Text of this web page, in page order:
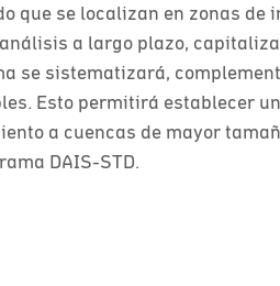
que se localizan en zonas
a largo plazo,
se sistematizará,
Esto permitirá establecer
a cuencas de mayor
DAIS-STD.